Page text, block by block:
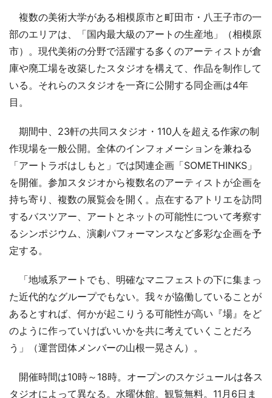
複数の美術大学がある相模原市と町田市・八王子市の一
部のエリアは、「国内最大級のアートの生産地」（相模原
市）。現代美術の分野で活躍する多くのアーティストが倉
庫や廃工場を改築したスタジオを構えて、作品を制作して
いる。それらのスタジオを一斉に公開する同企画は4年
目。
期間中、23軒の共同スタジオ・110人を超える作家の制
作現場を一般公開。全体のインフォメーションを兼ねる
「アートラボはしもと」では関連企画「SOMETHINKS」
を開催。参加スタジオから複数名のアーティストが企画を
持ち寄り、複数の展覧会を開く。点在するアトリエを訪問
するバスツアー、アートとネットの可能性について考察す
るシンポジウム、演劇パフォーマンスなど多彩な企画を予
定する。
「地域系アートでも、明確なマニフェストの下に集まっ
た近代的なグループでもない。我々が協働していることが
あるとすれば、何かが起こりうる可能性が高い『場』をど
のように作っていけばいいかを共に考えていくことだろ
う」（運営団体メンバーの山根一晃さん）。
開催時間は10時～18時。オープンのスケジュールは各ス
タジオによって異なる。水曜休館。観覧無料。11月6日ま